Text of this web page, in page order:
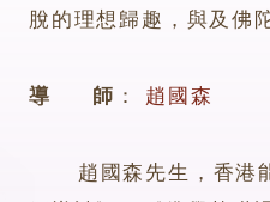
脫的理想歸趣，與及佛
導 師 ： 趙國森
趙國森先生，香港能